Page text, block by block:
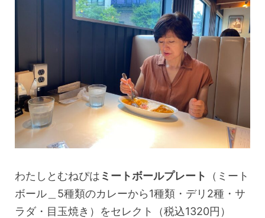
わたしとむねぴは ミートボールプレート
（ミート
ボール＿5種類のカレーから1種類・デリ2種・サ
ラダ・目玉焼き）をセレクト（税込1320円）